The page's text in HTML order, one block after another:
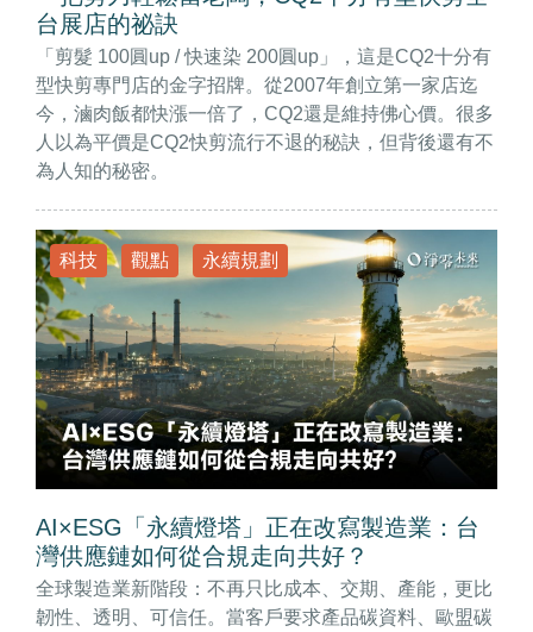
台展店的祕訣
「剪髮 100圓up / 快速染 200圓up」，這是CQ2十分有
型快剪專門店的金字招牌。從2007年創立第一家店迄
今，滷肉飯都快漲一倍了，CQ2還是維持佛心價。很多
人以為平價是CQ2快剪流行不退的秘訣，但背後還有不
為人知的秘密。
科技 觀點 永續規劃
AI×ESG「永續燈塔」正在改寫製造業：台
灣供應鏈如何從合規走向共好？
全球製造業新階段：不再只比成本、交期、產能，更比
韌性、透明、可信任。當客戶要求產品碳資料、歐盟碳